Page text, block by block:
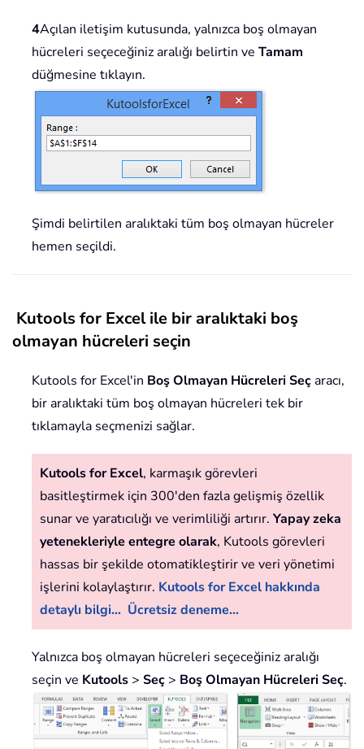
4Açılan iletişim kutusunda, yalnızca boş olmayan
hücreleri seçeceğiniz aralığı belirtin ve Tamam
düğmesine tıklayın.
Şimdi belirtilen aralıktaki tüm boş olmayan hücreler
hemen seçildi.
Kutools for Excel ile bir aralıktaki boş
olmayan hücreleri seçin
Kutools for Excel'in Boş Olmayan Hücreleri Seçaracı,
bir aralıktaki tüm boş olmayan hücreleri tek bir
tıklamayla seçmenizi sağlar.
Kutools for Excel, karmaşık görevleri
basitleştirmek için 300'den fazla gelişmiş özellik
sunar ve yaratıcılığı ve verimliliği artırır. Yapay zeka
yetenekleriyle entegre olarak, Kutools görevleri
hassas bir şekilde otomatikleştirir ve veri yönetimi
işlerini kolaylaştırır. Kutools for Excel hakkında
detaylı bilgi... Ücretsiz deneme...
Yalnızca boş olmayan hücreleri seçeceğiniz aralığı
seçin ve Kutools > Seç > Boş Olmayan Hücreleri Seç.